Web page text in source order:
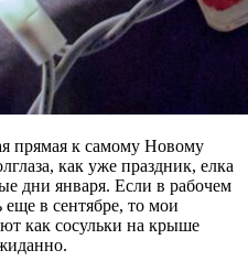
прямая к самому Новому
как уже праздник, елка
дни января. Если в рабочем
в сентябре, то мои
как сосульки на крыше